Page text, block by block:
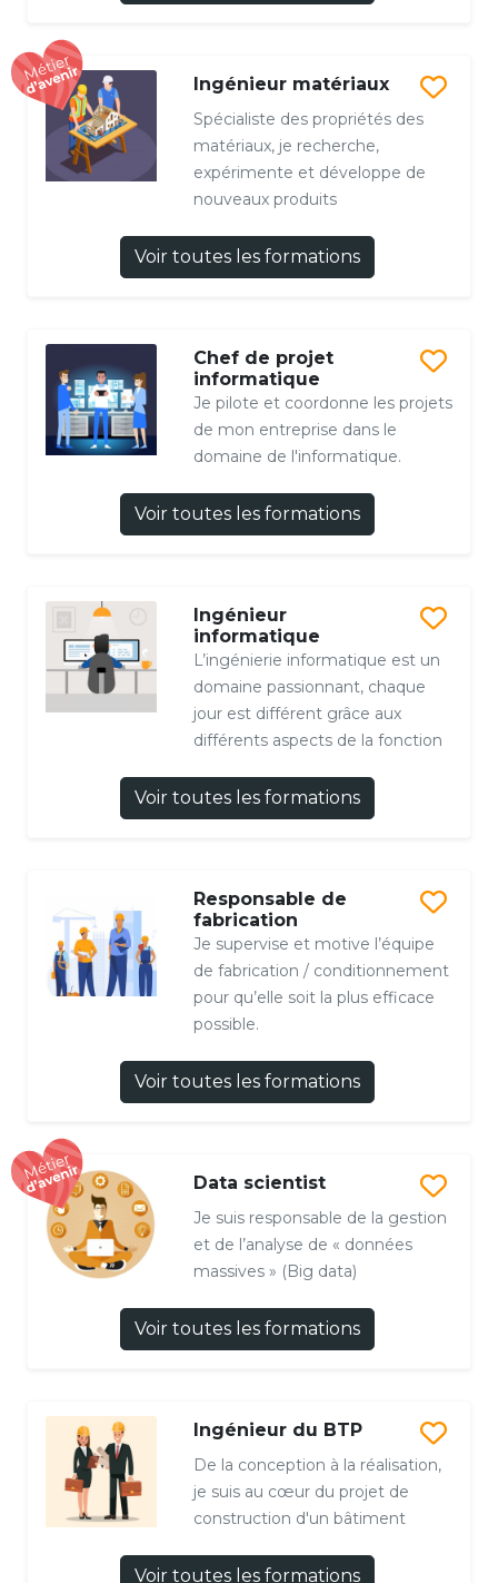
Ingénieur matériaux
Spécialiste des propriétés des
matériaux, je recherche,
expérimente et développe de
nouveaux produits
Voir toutes les formations
Chef de projet
informatique
Je pilote et coordonne les projets
de mon entreprise dans le
domaine de l'informatique.
Voir toutes les formations
Ingénieur
informatique
L’ingénierie informatique est un
domaine passionnant, chaque
jour est différent grâce aux
différents aspects de la fonction
Voir toutes les formations
Responsable de
fabrication
Je supervise et motive l’équipe
de fabrication / conditionnement
pour qu’elle soit la plus efficace
possible.
Voir toutes les formations
Data scientist
Je suis responsable de la gestion
et de l’analyse de « données
massives » (Big data)
Voir toutes les formations
Ingénieur du BTP
De la conception à la réalisation,
je suis au cœur du projet de
construction d'un bâtiment
Voir toutes les formations